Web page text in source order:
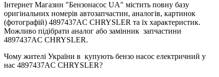
Інтернет Магазин "Бензонасос UA" містить повну базу
оригінальних номерів автозапчастин, аналогів, картинок
(фотографій) 4897437AC CHRYSLER та їх характеристик.
Можливо підібрати аналог або замінник запчастини
4897437AC CHRYSLER.
Чому жителі України в купують бензо насос електричний у
нас 4897437AC CHRYSLER?